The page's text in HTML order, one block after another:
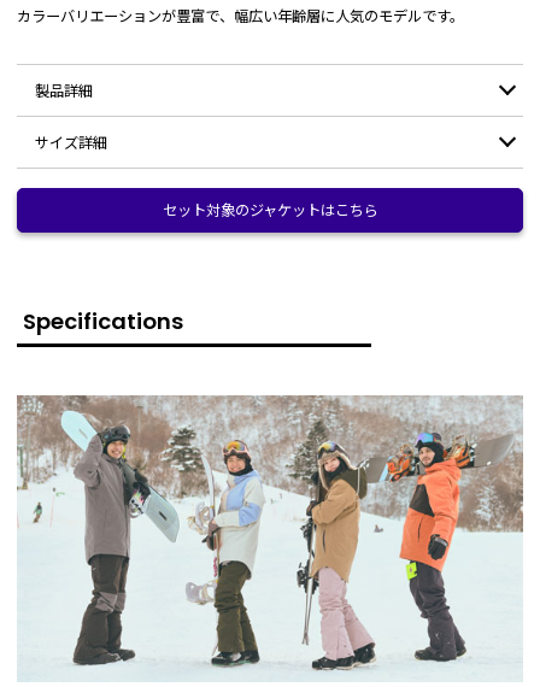
カラーバリエーションが豊富で、幅広い年齢層に人気のモデルです。
製品詳細
10,000mm
ファンクショ
ン：
ウエストアジャスター：腰周りのサイズを縮める
時は、伸縮可能な両サイドのマジックテープで調
整可能。
スライドスリットZIP：両サイドのファスナーを
開けると6cmのマチが登場。ウエスト12cmまで
アップが可能。
サイドポケット：両サイドにはファスナー付きの
ポケットを完備。
立体裁断加工：両膝は立体裁断になっているの
で、屈伸運動が楽に行なえます。
ヘムスリット：ブーツの間口が大きい場合は、裾
口を広げられます。
サイズ詳細
XS S M
ヒップ
渡り巾 32.25 33.5 34.5 35.5 36.5
膝幅 23.25 24 24.75 25.25 26.25
24.75 25.5 26.25 27 27.75
後股上 29.5 30 30.5
76.5 78
総丈 95.5 97.5 101.5
セット対象のジャケットはこちら
Specifications